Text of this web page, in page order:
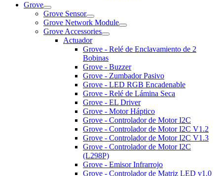
Grove
Grove Sensor
Grove Network Module
Grove Accessories
Actuador
Grove - Relé de Enclavamiento de 2
Bobinas
Grove - Buzzer
Grove - Zumbador Pasivo
Grove - LED RGB Encadenable
Grove - Relé de Lámina Seca
Grove - EL Driver
Grove - Motor Háptico
Grove - Controlador de Motor I2C
Grove - Controlador de Motor I2C V1.2
Grove - Controlador de Motor I2C V1.3
Grove - Controlador de Motor I2C
(L298P)
Grove - Emisor Infrarrojo
Grove - Controlador de Matriz LED v1.0